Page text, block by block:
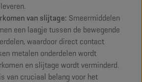
van slijtage: Smeermiddelen
een laagje tussen de bewegende
waardoor direct contact
metalen onderdelen wordt
en slijtage wordt verminderd.
van cruciaal belang voor het